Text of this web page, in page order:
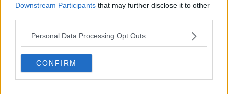
Downstream Participants that may further disclose it to other
Personal Data Processing Opt Outs
CONFIRM
Schreiben Sie einen Kommentar